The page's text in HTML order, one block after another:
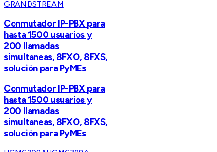
GRANDSTREAM
Conmutador IP-PBX para
hasta 1500 usuarios y
200 llamadas
simultaneas, 8FXO, 8FXS,
solución para PyMEs
Conmutador IP-PBX para
hasta 1500 usuarios y
200 llamadas
simultaneas, 8FXO, 8FXS,
solución para PyMEs